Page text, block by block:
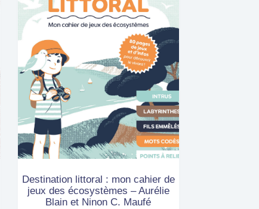
Destination littoral : mon cahier de
jeux des écosystèmes – Aurélie
Blain et Ninon C. Maufé